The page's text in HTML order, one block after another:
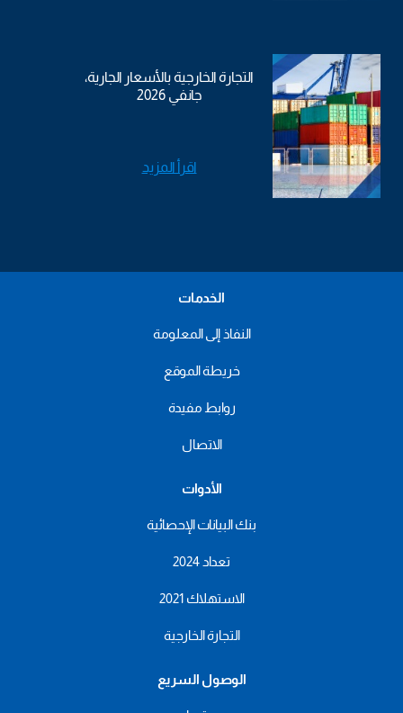
التجارة الخارجية بالأسعار الجارية،
جانفي 2026
اقرأ المزيد
الخدمات
النفاذ إلى المعلومة
خريطة الموقع
روابط مفيدة
الاتصال
الأدوات
بنك البيانات الإحصائية
تعداد 2024
الاستهلاك 2021
التجارة الخارجية
الوصول السريع